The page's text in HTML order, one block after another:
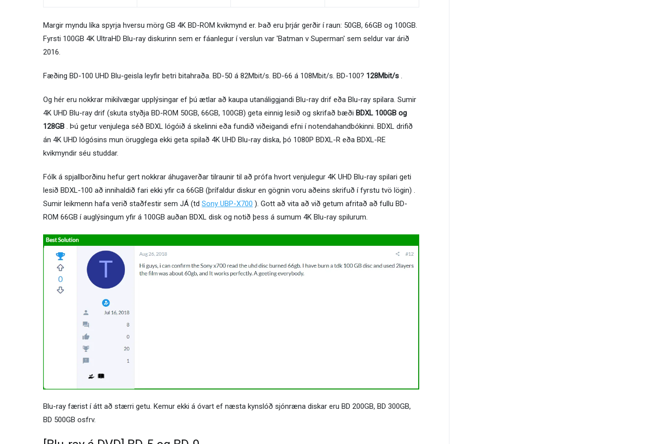
Margir myndu líka spyrja hversu mörg GB 4K BD-ROM kvikmynd er. Það eru þrjár gerðir í raun: 50GB, 66GB og 100GB.
Fyrsti 100GB 4K UltraHD Blu-ray diskurinn sem er fáanlegur í verslun var 'Batman v Superman' sem seldur var árið
2016.
Fæðing BD-100 UHD Blu-geisla leyfir betri bitahraða. BD-50 á 82Mbit/s. BD-66 á 108Mbit/s. BD-100? 128Mbit/s .
Og hér eru nokkrar mikilvægar upplýsingar ef þú ætlar að kaupa utanáliggjandi Blu-ray drif eða Blu-ray spilara. Sumir
4K UHD Blu-ray drif (skuta styðja BD-ROM 50GB, 66GB, 100GB) geta einnig lesið og skrifað bæði BDXL 100GB og
128GB . Þú getur venjulega séð BDXL lógóið á skelinni eða fundið viðeigandi efni í notendahandbókinni. BDXL drifið
án 4K UHD lógósins mun örugglega ekki geta spilað 4K UHD Blu-ray diska, þó 1080P BDXL-R eða BDXL-RE
kvikmyndir séu studdar.
Fólk á spjallborðinu hefur gert nokkrar áhugaverðar tilraunir til að prófa hvort venjulegur 4K UHD Blu-ray spilari geti
lesið BDXL-100 að innihaldið fari ekki yfir ca 66GB (þrífaldur diskur en gögnin voru aðeins skrifuð í fyrstu tvö lögin) .
Sumir leikmenn hafa verið staðfestir sem JÁ (td Sony UBP-X700 ). Gott að vita að við getum afritað að fullu BD-
ROM 66GB í auglýsingum yfir á 100GB auðan BDXL disk og notið þess á sumum 4K Blu-ray spilurum.
Blu-ray færist í átt að stærri getu. Kemur ekki á óvart ef næsta kynslóð sjónræna diskar eru BD 200GB, BD 300GB,
BD 500GB osfrv.